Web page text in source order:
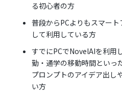
る初心者の方
普段からPCよりもスマー
して利用している方
すでにPCでNovelAIを利用
勤・通学の移動時間といっ
プロンプトのアイデア出し
い方